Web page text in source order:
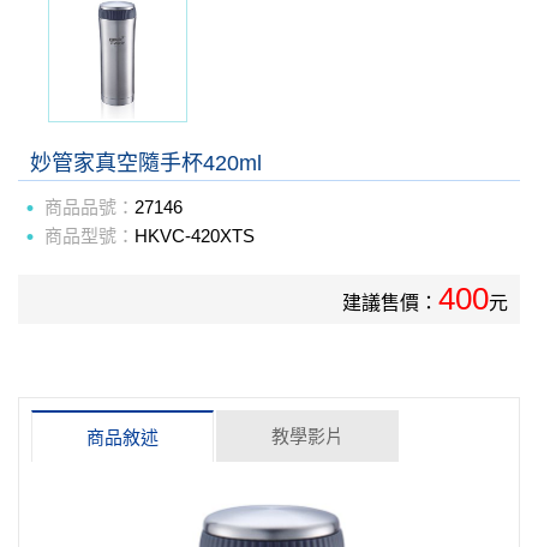
妙管家真空隨手杯420ml
商品品號： 27146
商品型號： HKVC-420XTS
建議售價： 400元
商品敘述 教學影片